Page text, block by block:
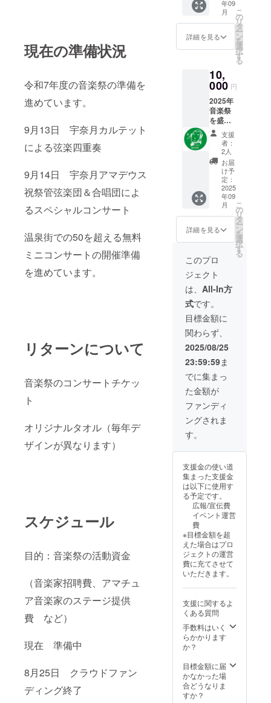
現在の準備状況
令和7年度の音楽祭の準備を
進めています。
9月13日 宇奈月カルテット
による弦楽四重奏
9月14日 宇奈月アマデウス
祝祭管弦楽団＆合唱団によ
るスペシャルコンサート
温泉街での50を超える無料
ミニコンサートの開催準備
を進めています。
リターンについて
音楽祭のコンサートチケッ
ト
オリジナルタオル（毎年デ
ザインが異なります）
スケジュール
目的：音楽祭の活動資金
（音楽家招聘費、アマチュ
ア音楽家のステージ提供
費 など）
現在 準備中
8月25日 クラウドファン
ディング終了
揮 横
島勝人
プログ
ラム
サート
協奏曲
イ長
調 K．
219「ト
ルコ
風」 レ
イクレ
ム 二
短調
K．626
オペラ
タミー
ノのア
リア
【魔
をどう
【ド
ン・
ヴァン
ニ】 ケ
ルビー
ノのア
リア
ガロの
結婚】
オリン
粟津
スト 渡
ラノ）
仲谷響
子（メ
ゾソプ
ラノ）
近藤洋
平（テ
ノー
ル） 栗
原峻希
（バリ
トン）
タオ
ル 1枚
タオル
サイ
ズ：34
×84セン
チ 【コ
ンサー
ト招
待】 音
楽祭ス
ペシャ
ルコン
サート
宇奈月
アマデ
ウス祝
祭管弦
楽団＆
合唱団
公演 日
時
9/14
16:00開
演 会
部市芸
術創造
セン
ター セ
レネ
（大
ホー
ル） 指
島勝人
プログ
ラム
ヴァイ
オリン
コン
サート
イ長
調 K．
219「ト
ルコ
風」 レ
イクレ
ム 二
短調
K．626
オペラ
タミー
ノのア
リア
【魔
笛】
をどう
ぞ」
【ド
ン・
ニ】 ケ
ルビー
ノのア
年09
月
詳細を見る
こ
の
リ
タ
ー
ン
を
選
択
す
る
10,
000 円
2025年
音楽祭
を盛り
上げる
ため運
営資金
の支援
をお願
いしま
す。使
途は、
パンフ
レット
作成費
など広
費用、
街角コ
ンサー
トへの
プロ演
奏家招
聘な
ど、音
楽祭の
運営費
用に限
定しま
す。 返
礼品
は、お
礼の
メール
となり
了承く
い。 ま
た、
2000円
の支援
と返礼
品は同
なりま
す。
支援
者：
2人
お届
け予
定：
2025
年09
月
詳細を見る
こ
の
リ
タ
ー
ン
を
選
択
す
る
このプロ
ジェクト
は、 All-In方
式です。
目標金額に
関わらず、
2025/08/25
23:59:59ま
でに集まっ
た金額が
ファンディ
ングされま
す。
支援金の使い道
集まった支援金
は以下に使用す
る予定です。
広報/宣伝費
イベント運営
費
※目標金額を超
えた場合はプロ
ジェクトの運営
費に充てさせて
いただきます。
支援に関するよ
くある質問
手数料はいく
らかかります
か？
目標金額に届
かなかった場
合どうなりま
すか？